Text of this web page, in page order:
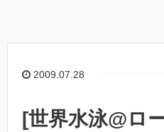
2009.07.28
[世界水泳@ロ